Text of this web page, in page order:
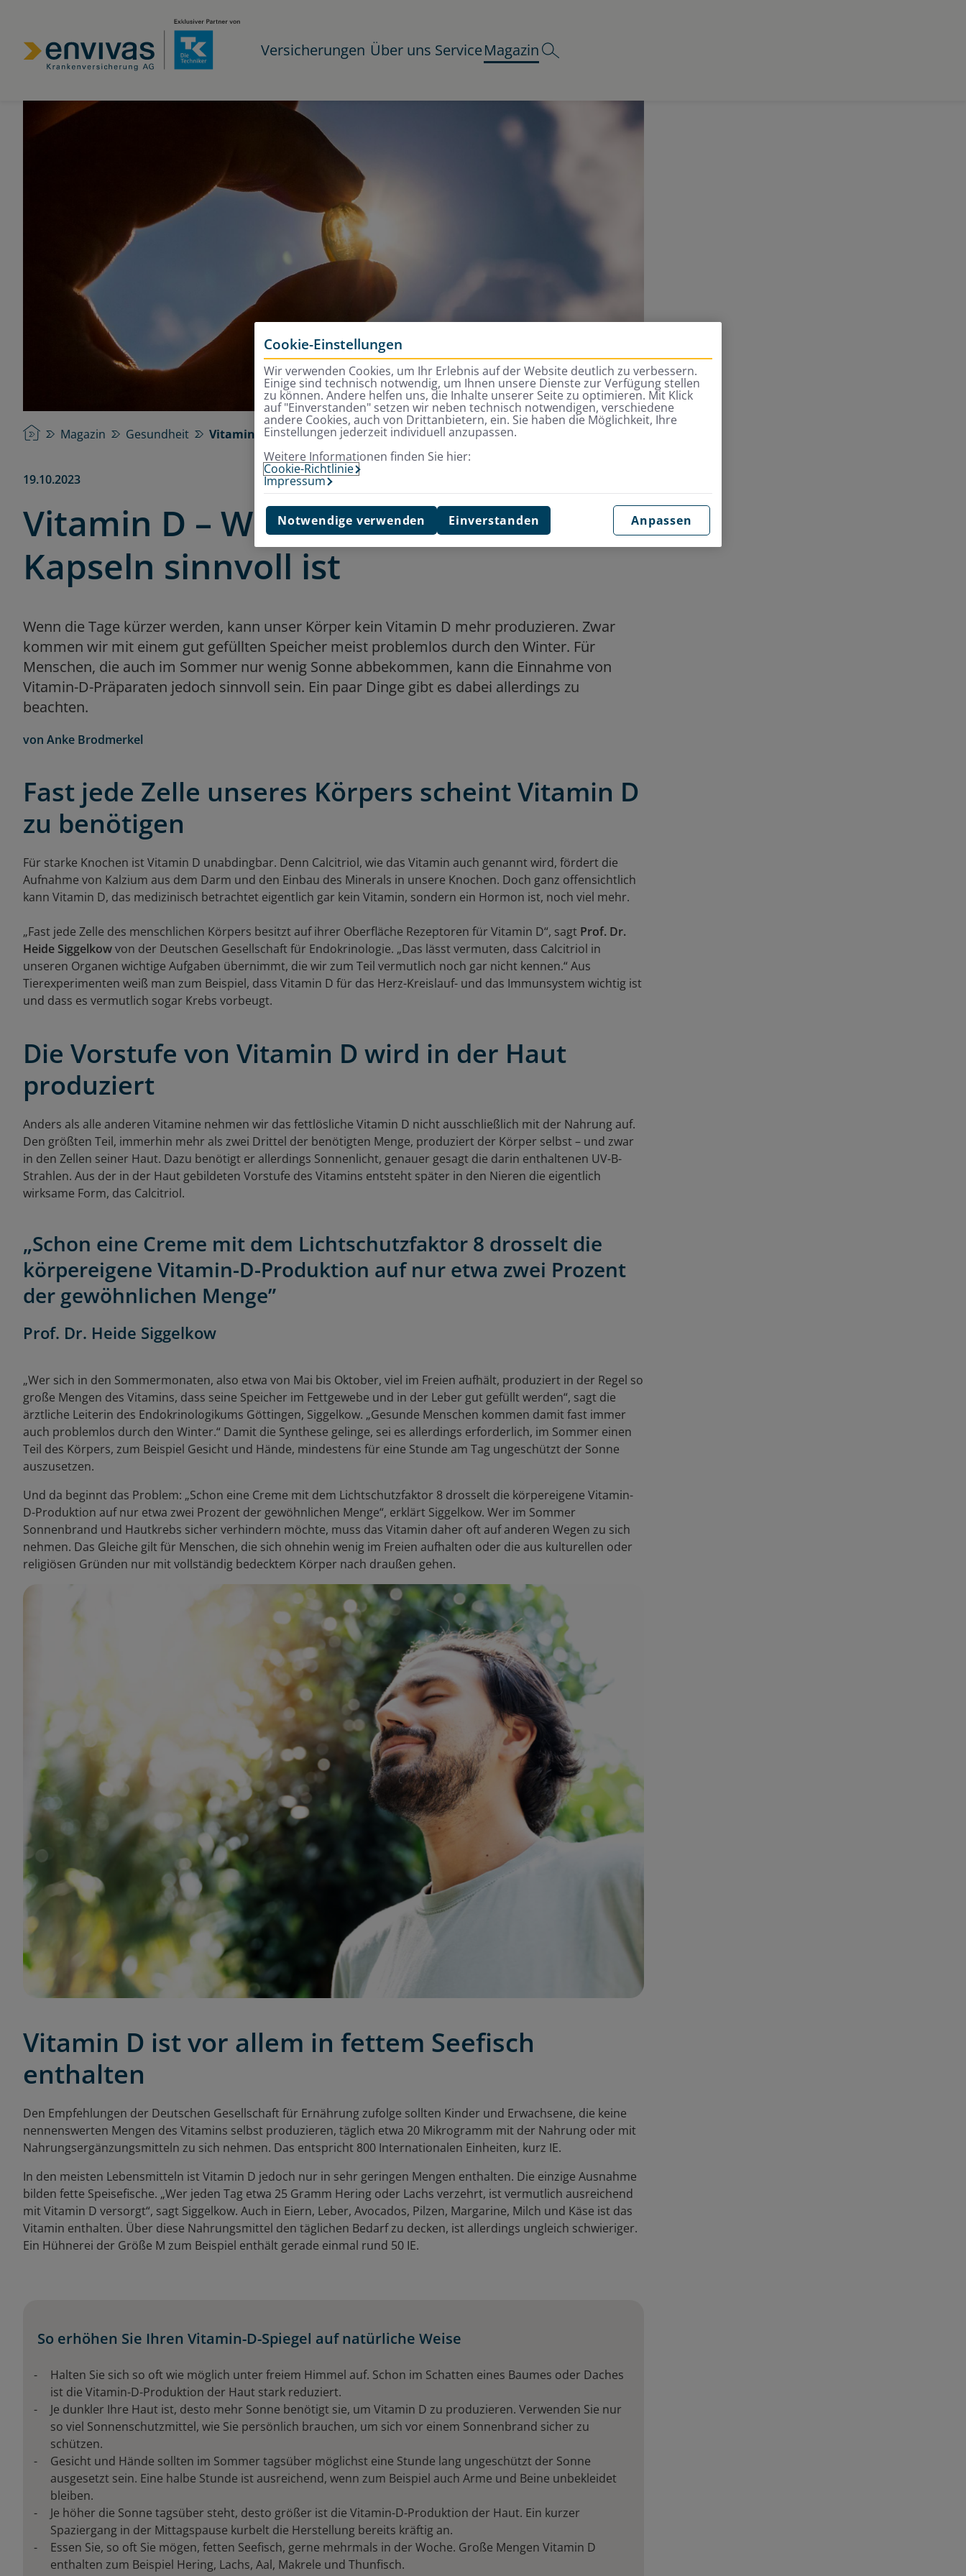
Versicherungen Über uns ServiceMagazin
StartseiteMagazin Gesundheit Vitamin D – Wann die Einnahme von Kapseln sinnvoll ist
19.10.2023
Vitamin D – Wann die Einnahme von
Kapseln sinnvoll ist
Wenn die Tage kürzer werden, kann unser Körper kein Vitamin D mehr produzieren. Zwar
kommen wir mit einem gut gefüllten Speicher meist problemlos durch den Winter. Für
Menschen, die auch im Sommer nur wenig Sonne abbekommen, kann die Einnahme von
Vitamin-D-Präparaten jedoch sinnvoll sein. Ein paar Dinge gibt es dabei allerdings zu
beachten.
von Anke Brodmerkel
Fast jede Zelle unseres Körpers scheint Vitamin D
zu benötigen
Für starke Knochen ist Vitamin D unabdingbar. Denn Calcitriol, wie das Vitamin auch genannt wird, fördert die
Aufnahme von Kalzium aus dem Darm und den Einbau des Minerals in unsere Knochen. Doch ganz offensichtlich
kann Vitamin D, das medizinisch betrachtet eigentlich gar kein Vitamin, sondern ein Hormon ist, noch viel mehr.
„Fast jede Zelle des menschlichen Körpers besitzt auf ihrer Oberfläche Rezeptoren für Vitamin D“, sagt Prof. Dr.
Heide Siggelkowvon der Deutschen Gesellschaft für Endokrinologie. „Das lässt vermuten, dass Calcitriol in
unseren Organen wichtige Aufgaben übernimmt, die wir zum Teil vermutlich noch gar nicht kennen.“ Aus
Tierexperimenten weiß man zum Beispiel, dass Vitamin D für das Herz-Kreislauf- und das Immunsystem wichtig ist
und dass es vermutlich sogar Krebs vorbeugt.
Die Vorstufe von Vitamin D wird in der Haut
produziert
Anders als alle anderen Vitamine nehmen wir das fettlösliche Vitamin D nicht ausschließlich mit der Nahrung auf.
Den größten Teil, immerhin mehr als zwei Drittel der benötigten Menge, produziert der Körper selbst – und zwar
in den Zellen seiner Haut. Dazu benötigt er allerdings Sonnenlicht, genauer gesagt die darin enthaltenen UV-B-
Strahlen. Aus der in der Haut gebildeten Vorstufe des Vitamins entsteht später in den Nieren die eigentlich
wirksame Form, das Calcitriol.
„Schon eine Creme mit dem Lichtschutzfaktor 8 drosselt die
körpereigene Vitamin-D-Produktion auf nur etwa zwei Prozent
der gewöhnlichen Menge”
Prof. Dr. Heide Siggelkow
„Wer sich in den Sommermonaten, also etwa von Mai bis Oktober, viel im Freien aufhält, produziert in der Regel so
große Mengen des Vitamins, dass seine Speicher im Fettgewebe und in der Leber gut gefüllt werden“, sagt die
ärztliche Leiterin des Endokrinologikums Göttingen, Siggelkow. „Gesunde Menschen kommen damit fast immer
auch problemlos durch den Winter.“ Damit die Synthese gelinge, sei es allerdings erforderlich, im Sommer einen
Teil des Körpers, zum Beispiel Gesicht und Hände, mindestens für eine Stunde am Tag ungeschützt der Sonne
auszusetzen.
Und da beginnt das Problem: „Schon eine Creme mit dem Lichtschutzfaktor 8 drosselt die körpereigene Vitamin-
D-Produktion auf nur etwa zwei Prozent der gewöhnlichen Menge“, erklärt Siggelkow. Wer im Sommer
Sonnenbrand und Hautkrebs sicher verhindern möchte, muss das Vitamin daher oft auf anderen Wegen zu sich
nehmen. Das Gleiche gilt für Menschen, die sich ohnehin wenig im Freien aufhalten oder die aus kulturellen oder
religiösen Gründen nur mit vollständig bedecktem Körper nach draußen gehen.
Vitamin D ist vor allem in fettem Seefisch
enthalten
Den Empfehlungen der Deutschen Gesellschaft für Ernährung zufolge sollten Kinder und Erwachsene, die keine
nennenswerten Mengen des Vitamins selbst produzieren, täglich etwa 20 Mikrogramm mit der Nahrung oder mit
Nahrungsergänzungsmitteln zu sich nehmen. Das entspricht 800 Internationalen Einheiten, kurz IE.
In den meisten Lebensmitteln ist Vitamin D jedoch nur in sehr geringen Mengen enthalten. Die einzige Ausnahme
bilden fette Speisefische. „Wer jeden Tag etwa 25 Gramm Hering oder Lachs verzehrt, ist vermutlich ausreichend
mit Vitamin D versorgt“, sagt Siggelkow. Auch in Eiern, Leber, Avocados, Pilzen, Margarine, Milch und Käse ist das
Vitamin enthalten. Über diese Nahrungsmittel den täglichen Bedarf zu decken, ist allerdings ungleich schwieriger.
Ein Hühnerei der Größe M zum Beispiel enthält gerade einmal rund 50 IE.
So erhöhen Sie Ihren Vitamin-D-Spiegel auf natürliche Weise
Halten Sie sich so oft wie möglich unter freiem Himmel auf. Schon im Schatten eines Baumes oder Daches
ist die Vitamin-D-Produktion der Haut stark reduziert.
Je dunkler Ihre Haut ist, desto mehr Sonne benötigt sie, um Vitamin D zu produzieren. Verwenden Sie nur
so viel Sonnenschutzmittel, wie Sie persönlich brauchen, um sich vor einem Sonnenbrand sicher zu
schützen.
Gesicht und Hände sollten im Sommer tagsüber möglichst eine Stunde lang ungeschützt der Sonne
ausgesetzt sein. Eine halbe Stunde ist ausreichend, wenn zum Beispiel auch Arme und Beine unbekleidet
bleiben.
Je höher die Sonne tagsüber steht, desto größer ist die Vitamin-D-Produktion der Haut. Ein kurzer
Spaziergang in der Mittagspause kurbelt die Herstellung bereits kräftig an.
Essen Sie, so oft Sie mögen, fetten Seefisch, gerne mehrmals in der Woche. Große Mengen Vitamin D
enthalten zum Beispiel Hering, Lachs, Aal, Makrele und Thunfisch.
Cookie-Einstellungen
Wir verwenden Cookies, um Ihr Erlebnis auf der Website deutlich zu verbessern.
Einige sind technisch notwendig, um Ihnen unsere Dienste zur Verfügung stellen
zu können. Andere helfen uns, die Inhalte unserer Seite zu optimieren. Mit Klick
auf "Einverstanden" setzen wir neben technisch notwendigen, verschiedene
andere Cookies, auch von Drittanbietern, ein. Sie haben die Möglichkeit, Ihre
Einstellungen jederzeit individuell anzupassen.
Weitere Informationen finden Sie hier:
Cookie-Richtlinie
Impressum
Anpassen
Notwendige verwenden Einverstanden